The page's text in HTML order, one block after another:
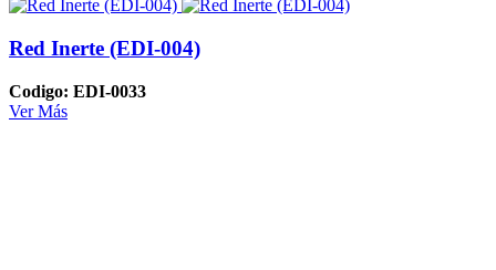
Red Inerte (EDI-004)
Codigo: EDI-0033
Ver Más